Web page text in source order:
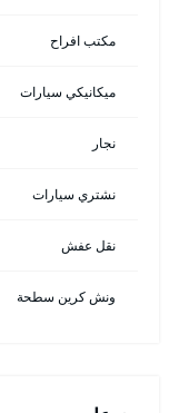
مكتب افراح
ميكانيكي سيارات
نجار
نشتري سيارات
نقل عفش
ونش كرين سطحة